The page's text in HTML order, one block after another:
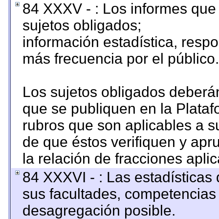
84 XXXV - : Los informes
sujetos obligados;
información estadística,
más frecuencia por el público.
Los sujetos obligados
que se publiquen en la
rubros que son aplicables a
de que éstos verifiquen y
la relación de fracciones
84 XXXVI - : Las
sus facultades,
desagregación posible.